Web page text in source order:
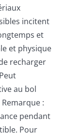
incitent
et
et physique
recharger
au bol
:
pendant
Pour